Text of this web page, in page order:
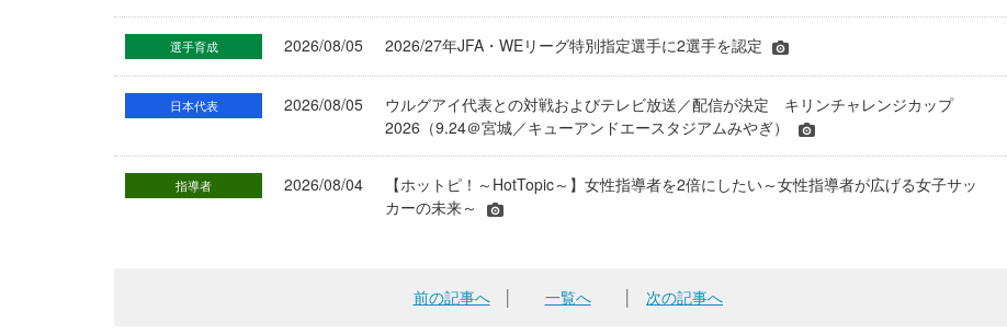
選手育成 2026/08/05 2026/27年JFA・WEリーグ特別指定選手に2選手を認定
日本代表 2026/08/05
ウルグアイ代表との対戦およびテレビ放送／配信が決定 キリンチャレンジカップ
2026（9.24＠宮城／キューアンドエースタジアムみやぎ）
指導者 2026/08/04
【ホットピ！～HotTopic～】女性指導者を2倍にしたい～女性指導者が広げる女子サッ
カーの未来～
前の記事へ│ 一覧へ 次の記事へ